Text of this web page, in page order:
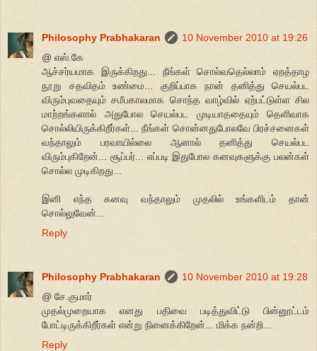
Philosophy Prabhakaran
10 November 2010 at 19:26
@ எஸ்.கே
ஆச்சர்யமாக இருக்கிறது... நீங்கள் சொல்வதெல்லாம் ஏறத்தாழ
நூறு சதவிதம் உண்மை... குறிப்பாக நான் தனித்து செயல்பட
விரும்புவதையும் சமீபகாலமாக சொந்த வாழ்வில் ஏற்பட்டுள்ள சில
மாற்றங்களால் அதுபோல செயல்பட முடியாததையும் தெளிவாக
சொல்லியிருக்கிறீர்கள்... நீங்கள் சொன்னதுபோலவே பிரச்சனைகள்
வந்தாலும் பரவாயில்லை ஆனால் தனித்து செயல்பட
விரும்புகிறேன்... சூப்பர்... எப்படி இதுபோல கனவுகளுக்கு பலன்கள்
சொல்ல முடிகிறது...
இனி எந்த கனவு வந்தாலும் முதலில் உங்களிடம் தான்
சொல்லுவேன்...
Reply
Philosophy Prabhakaran
10 November 2010 at 19:28
@ சே.குமார்
முதல்முறையாக எனது பதிவை படித்துவிட்டு பின்னூட்டம்
போட்டிருக்கிறீர்கள் என்று நினைக்கிறேன்... மிக்க நன்றி...
Reply